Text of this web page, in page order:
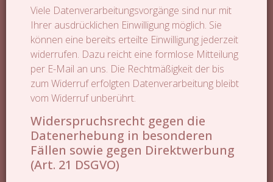
Viele Datenverarbeitungsvorgänge sind nur mit
Ihrer ausdrücklichen Einwilligung möglich. Sie
können eine bereits erteilte Einwilligung jederzeit
widerrufen. Dazu reicht eine formlose Mitteilung
per E-Mail an uns. Die Rechtmäßigkeit der bis
zum Widerruf erfolgten Datenverarbeitung bleibt
vom Widerruf unberührt.
Widerspruchsrecht gegen die
Datenerhebung in besonderen
Fällen sowie gegen Direktwerbung
(Art. 21 DSGVO)